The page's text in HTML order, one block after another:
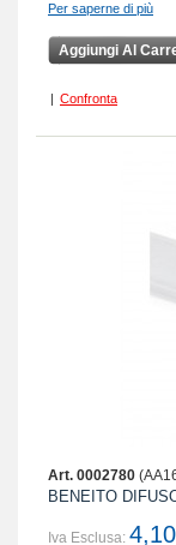
Per saperne di più
Aggiungi Al
| Confronta
Art. 0002780
BENEITO
Iva Esclusa: